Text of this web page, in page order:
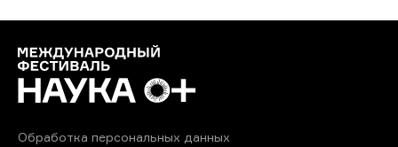
Обработка персональных данных